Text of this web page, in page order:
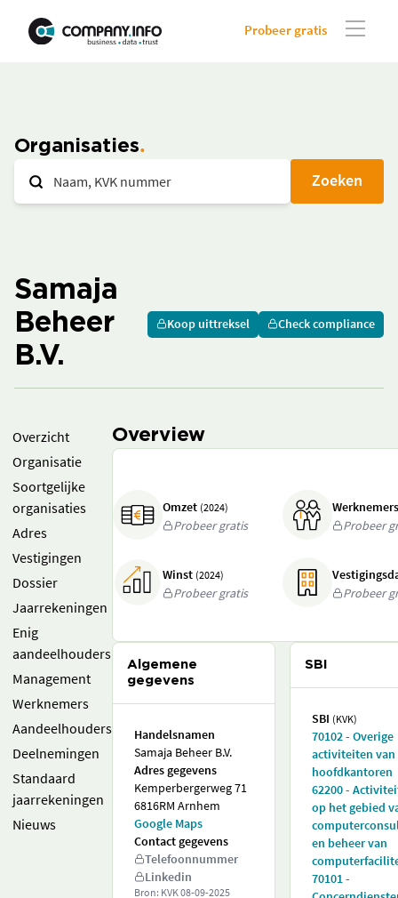
Probeer gratis
Organisaties
Zoeken
Samaja
Beheer
B.V.
Koop uittreksel Check compliance
Overzicht
Organisatie
Soortgelijke
organisaties
Adres
Vestigingen
Dossier
Jaarrekeningen
Enig
aandeelhouders
Management
Werknemers
Aandeelhouders
Deelnemingen
Standaard
jaarrekeningen
Nieuws
Overview
Omzet (2024)
Probeer gratis
Probeer
Winst (2024)
Probeer gratis
Probeer
Algemene
gegevens
Handelsnamen
Samaja Beheer B.V.
Adres gegevens
Kemperbergerweg 71
6816RM Arnhem
Google Maps
Contact gegevens
Telefoonnummer
Linkedin
Bron: KVK08-09-2025
SBI
SBI (KVK)
70102 - Overige
activiteiten van
hoofdkantoren
62200 -
op het gebied
en beheer van
70101 -